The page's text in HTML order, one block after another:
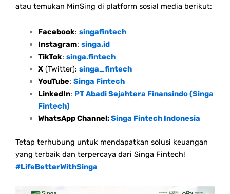
atau temukan MinSing di platform sosial media berikut:
Facebook: singafintech
Instagram: singa.id
TikTok: singa.fintech
X(Twitter): singa_fintech
YouTube: Singa Fintech
LinkedIn: PT Abadi Sejahtera Finansindo (Singa
Fintech)
WhatsApp Channel:Singa Fintech Indonesia
Tetap terhubung untuk mendapatkan solusi keuangan
yang terbaik dan terpercaya dari Singa Fintech!
#LifeBetterWithSinga